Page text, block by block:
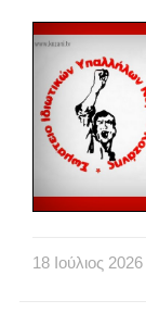
18 Ιούλιος 2026